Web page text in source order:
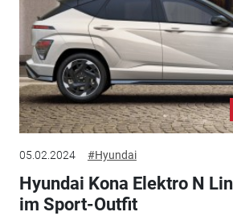
05.02.2024 #Hyundai
Hyundai Kona Elektro N
im Sport-Outfit